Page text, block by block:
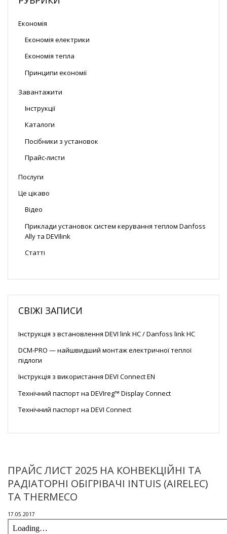
Економія
Економія електрики
Економія тепла
Принципи економії
Завантажити
Інструкції
Каталоги
Посібники з установок
Прайс-листи
Послуги
Це цікаво
Відео
Приклади установок систем керування теплом Danfoss
Ally та DEVIlink
Статті
СВІЖІ ЗАПИСИ
Інструкція з встановлення DEVI link HC / Danfoss link HC
DCM-PRO — найшвидший монтаж електричної теплої
підлоги
Інструкція з використання DEVI Connect EN
Технічний паспорт на DEVIreg™ Display Connect
Технічний паспорт на DEVI Connect
ПРАЙС ЛИСТ 2025 НА КОНВЕКЦІЙНІ ТА
РАДІАТОРНІ ОБІГРІВАЧІ INTUIS (AIRELEC)
ТА THERMECO
17.05.2017